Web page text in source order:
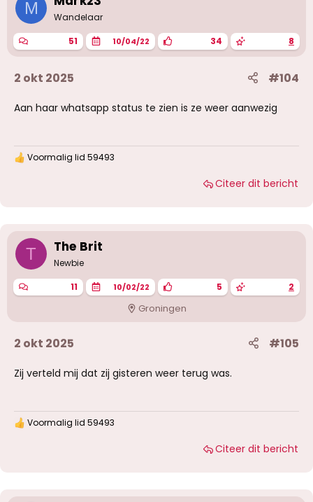
n
g
n
:
M Wandelaar
51 10/04/22 34 8
2 okt 2025 #104
Aan haar whatsapp status te zien is ze weer aanwezig
W
n
g
n
:
Voormalig lid 59493
Citeer dit bericht
T The Brit
Newbie
11 10/02/22 5 2
Groningen
2 okt 2025 #105
Zij verteld mij dat zij gisteren weer terug was.
W Voormalig lid 59493
Citeer dit bericht